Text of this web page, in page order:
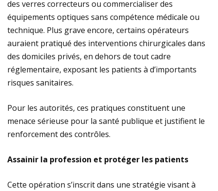
des verres correcteurs ou commercialiser des
équipements optiques sans compétence médicale ou
technique. Plus grave encore, certains opérateurs
auraient pratiqué des interventions chirurgicales dans
des domiciles privés, en dehors de tout cadre
réglementaire, exposant les patients à d’importants
risques sanitaires.
Pour les autorités, ces pratiques constituent une
menace sérieuse pour la santé publique et justifient le
renforcement des contrôles.
Assainir la profession et protéger les patients
Cette opération s’inscrit dans une stratégie visant à